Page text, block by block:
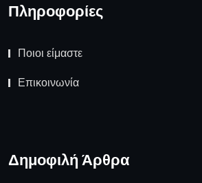
Πληροφορίες
Ποιοι είμαστε
Επικοινωνία
Δημοφιλή Άρθρα